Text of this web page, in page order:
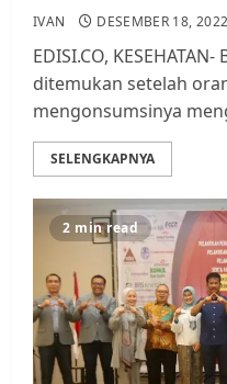
IVAN DESEMBER 18, 2022
EDISI.CO,
ditemukan setelah
mengonsumsinya
SELENGKAPNYA
2 min read